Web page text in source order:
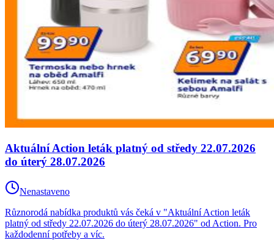
Aktuální Action leták platný od středy 22.07.2026
do úterý 28.07.2026
Nenastaveno
Různorodá nabídka produktů vás čeká v "Aktuální Action leták
platný od středy 22.07.2026 do úterý 28.07.2026" od Action. Pro
každodenní potřeby a víc.